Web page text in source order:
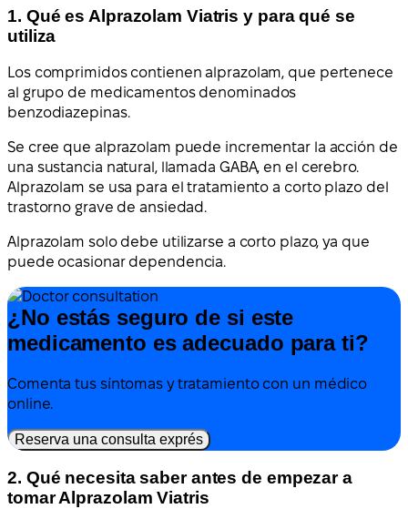
1. Qué es Alprazolam Viatris y para qué se
utiliza
Los comprimidos contienen alprazolam, que pertenece
al grupo de medicamentos denominados
benzodiazepinas.
Se cree que alprazolam puede incrementar la acción de
una sustancia natural, llamada GABA, en el cerebro.
Alprazolam se usa para el tratamiento a corto plazo del
trastorno grave de ansiedad.
Alprazolam solo debe utilizarse a corto plazo, ya que
puede ocasionar dependencia.
¿No estás seguro de si este
medicamento es adecuado para ti?
Comenta tus síntomas y tratamiento con un médico
online.
Reserva una consulta exprés
2. Qué necesita saber antes de empezar a
tomar Alprazolam Viatris